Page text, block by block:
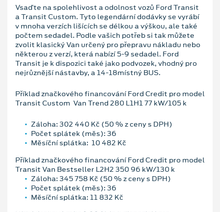
Vsaďte na spolehlivost a odolnost vozů Ford Transit
a Transit Custom. Tyto legendární dodávky se vyrábí
v mnoha verzích lišících se délkou a výškou, ale také
počtem sedadel. Podle vašich potřeb si tak můžete
zvolit klasický Van určený pro přepravu nákladu nebo
některou z verzí, která nabízí 5-9 sedadel. Ford
Transit je k dispozici také jako podvozek, vhodný pro
nejrůznější nástavby, a 14-18místný BUS.
Příklad značkového financování Ford Credit pro model
Transit Custom Van Trend 280 L1H1 77 kW/105 k
Záloha: 302 440 Kč (50 % z ceny s DPH)
Počet splátek (měs): 36
Měsíční splátka: 10 482 Kč
Příklad značkového financování Ford Credit pro model
Transit Van Bestseller L2H2 350 96 kW/130 k
Záloha: 345 758 Kč (50 % z ceny s DPH)
Počet splátek (měs): 36
Měsíční splátka: 11 832 Kč